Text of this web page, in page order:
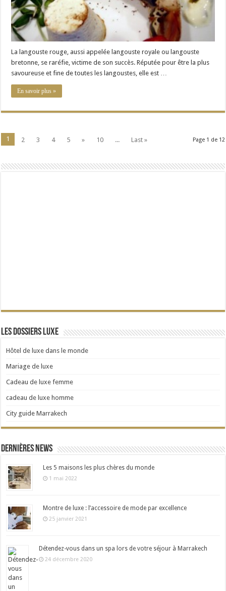
La langouste rouge, aussi appelée langouste royale ou langouste
bretonne, se raréfie, victime de son succès. Réputée pour être la plus
savoureuse et fine de toutes les langoustes, elle est …
En savoir plus »
Page 1 de 12
1 2 3 4 5 » 10 ... Last »
Les dossiers Luxe
Hôtel de luxe dans le monde
Mariage de luxe
Cadeau de luxe femme
cadeau de luxe homme
City guide Marrakech
Dernières news
Les 5 maisons les plus chères du monde
1 mai 2022
Montre de luxe : l’accessoire de mode par excellence
25 janvier 2021
Détendez-vous dans un spa lors de votre séjour à Marrakech
24 décembre 2020